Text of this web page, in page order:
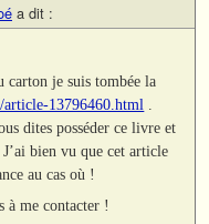
a dit :
carton je suis tombée la
13796460.html
dites posséder ce livre et
bien vu que cet article
au cas où !
à me contacter !